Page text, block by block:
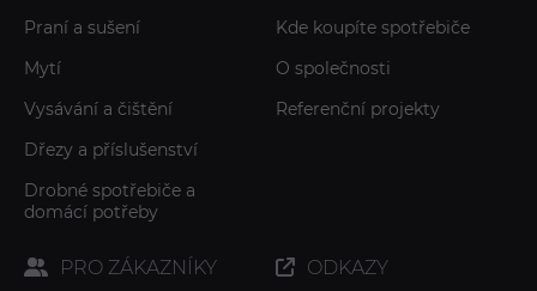
Praní a sušení
Mytí
Vysávání a čištění
Dřezy a příslušenství
Drobné spotřebiče a
domácí potřeby
Kde koupíte spotřebiče
O společnosti
Referenční projekty
PRO ZÁKAZNÍKY ODKAZY